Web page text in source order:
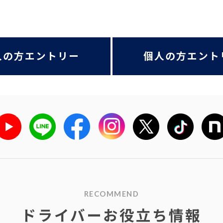
方エントリー 個人の方エント
RECOMMEND
ドライバーお役立ち情報